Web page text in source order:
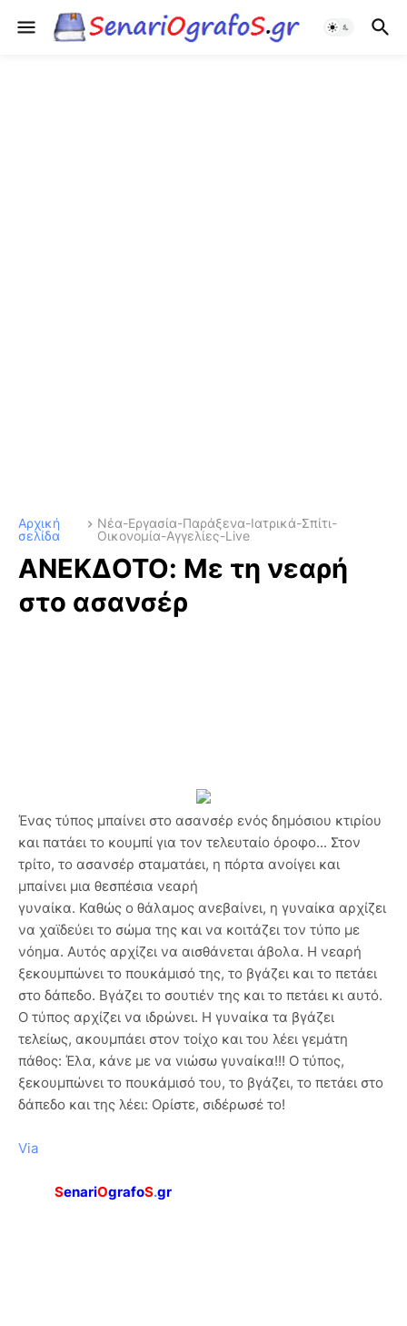
Αρχική
σελίδα
Νέα-Εργασία-Παράξενα-Ιατρικά-Σπίτι-
Οικονομία-Αγγελίες-Live
ΑΝΕΚΔΟΤΟ: Με τη νεαρή
στο ασανσέρ
Ένας τύπος μπαίνει στο ασανσέρ ενός δημόσιου κτιρίου
και πατάει το κουμπί για τον τελευταίο όροφο... Στον
τρίτο, το ασανσέρ σταματάει, η πόρτα ανοίγει και
μπαίνει μια θεσπέσια νεαρή
γυναίκα. Καθώς ο θάλαμος ανεβαίνει, η γυναίκα αρχίζει
να χαϊδεύει το σώμα της και να κοιτάζει τον τύπο με
νόημα. Αυτός αρχίζει να αισθάνεται άβολα. Η νεαρή
ξεκουμπώνει το πουκάμισό της, το βγάζει και το πετάει
στο δάπεδο. Βγάζει το σουτιέν της και το πετάει κι αυτό.
Ο τύπος αρχίζει να ιδρώνει. Η γυναίκα τα βγάζει
τελείως, ακουμπάει στον τοίχο και του λέει γεμάτη
πάθος: Έλα, κάνε με να νιώσω γυναίκα!!! Ο τύπος,
ξεκουμπώνει το πουκάμισό του, το βγάζει, το πετάει στο
δάπεδο και της λέει: Ορίστε, σιδέρωσέ το!
Via
SenariOgrafoS.gr